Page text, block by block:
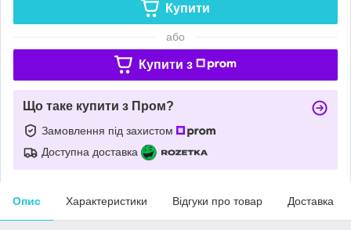
Купити
або
Купити з
Що таке купити з Пром?
Замовлення під захистом
Доступна доставка
Опис Характеристики Відгуки про товар Доставка